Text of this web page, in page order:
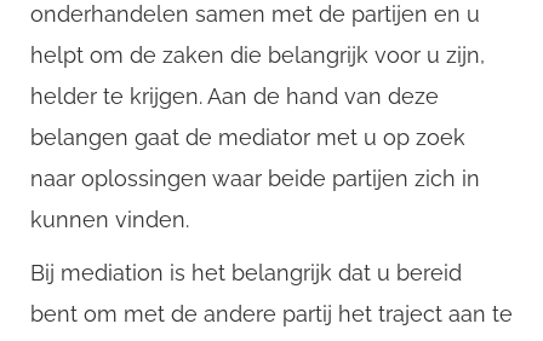
onderhandelen samen met de partijen en u
helpt om de zaken die belangrijk voor u zijn,
helder te krijgen. Aan de hand van deze
belangen gaat de mediator met u op zoek
naar oplossingen waar beide partijen zich in
kunnen vinden.
Bij mediation is het belangrijk dat u bereid
bent om met de andere partij het traject aan te